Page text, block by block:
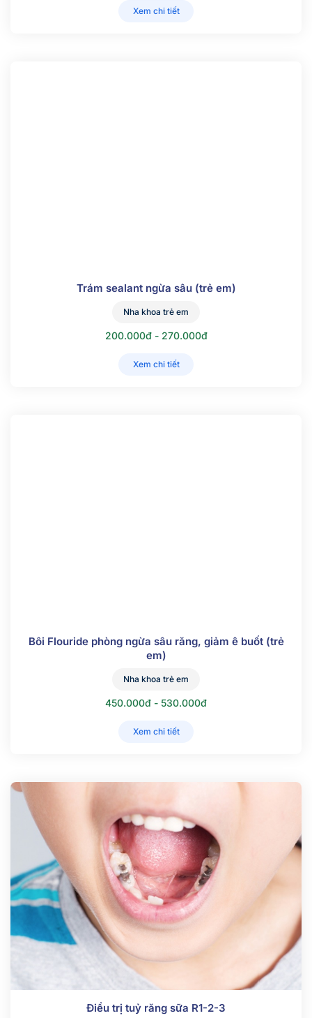
Xem chi tiết
Trám sealant ngừa sâu (trẻ em)
Nha khoa trẻ em
200.000đ - 270.000đ
Xem chi tiết
Bôi Flouride phòng ngừa sâu răng, giảm ê buốt (trẻ
em)
Nha khoa trẻ em
450.000đ - 530.000đ
Xem chi tiết
Điều trị tuỷ răng sữa R1-2-3